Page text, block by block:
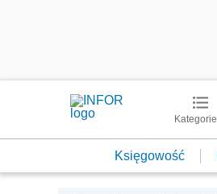
Kategorie
Księgowość